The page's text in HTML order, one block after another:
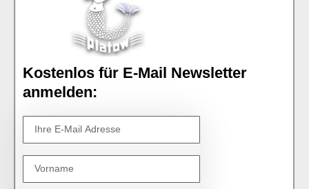
Kostenlos für E-Mail Newsletter
anmelden: